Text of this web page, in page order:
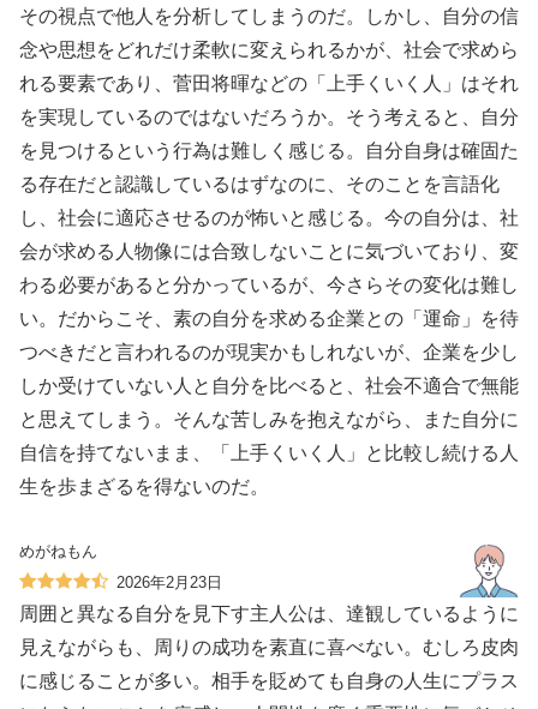
その視点で他人を分析してしまうのだ。しかし、自分の信
念や思想をどれだけ柔軟に変えられるかが、社会で求めら
れる要素であり、菅田将暉などの「上手くいく人」はそれ
を実現しているのではないだろうか。そう考えると、自分
を見つけるという行為は難しく感じる。自分自身は確固た
る存在だと認識しているはずなのに、そのことを言語化
し、社会に適応させるのが怖いと感じる。今の自分は、社
会が求める人物像には合致しないことに気づいており、変
わる必要があると分かっているが、今さらその変化は難し
い。だからこそ、素の自分を求める企業との「運命」を待
つべきだと言われるのが現実かもしれないが、企業を少し
しか受けていない人と自分を比べると、社会不適合で無能
と思えてしまう。そんな苦しみを抱えながら、また自分に
自信を持てないまま、「上手くいく人」と比較し続ける人
生を歩まざるを得ないのだ。
めがねもん
2026年2月23日
周囲と異なる自分を見下す主人公は、達観しているように
見えながらも、周りの成功を素直に喜べない。むしろ皮肉
に感じることが多い。相手を貶めても自身の人生にプラス